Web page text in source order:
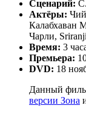
Сценарий:
Актёры:
Калабхаван
Чарли,
Время: 3
Премьера:
DVD: 18
Данный
версии Зона